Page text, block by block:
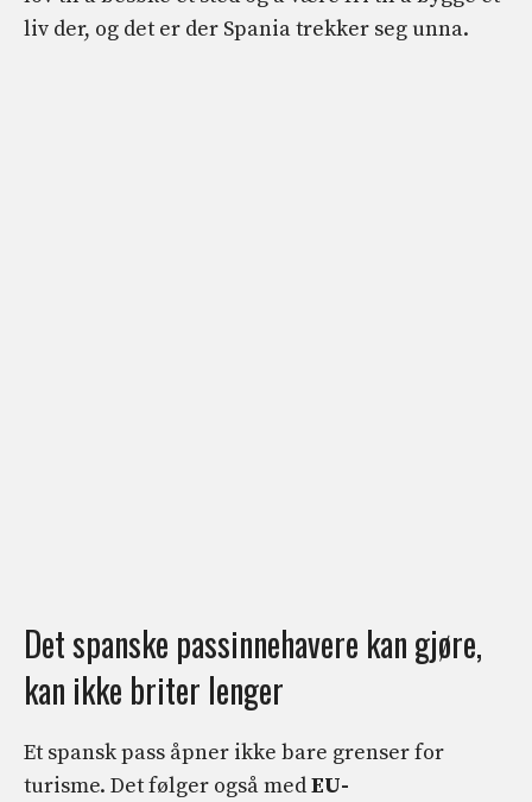
liv der, og det er der Spania trekker seg unna.
Det spanske passinnehavere kan gjøre,
kan ikke briter lenger
Et spansk pass åpner ikke bare grenser for
turisme. Det følger også medEU-